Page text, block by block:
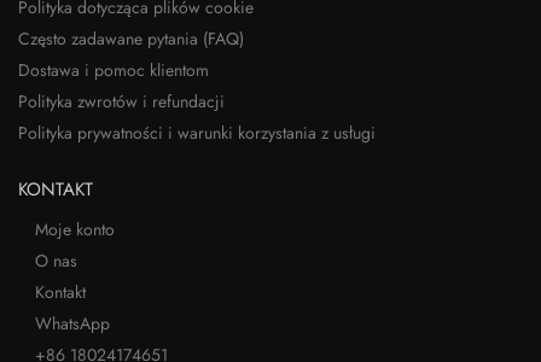
Polityka dotycząca plików cookie
Często zadawane pytania (FAQ)
Dostawa i pomoc klientom
Polityka zwrotów i refundacji
Polityka prywatności i warunki korzystania z usługi
KONTAKT
Moje konto
O nas
Kontakt
WhatsApp
+86 18024174651